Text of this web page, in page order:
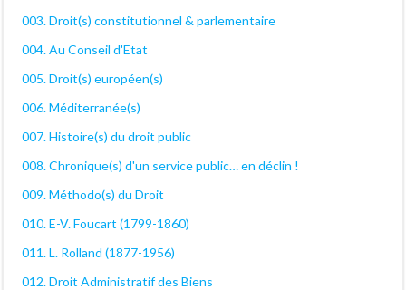
003. Droit(s) constitutionnel & parlementaire
004. Au Conseil d'Etat
005. Droit(s) européen(s)
006. Méditerranée(s)
007. Histoire(s) du droit public
008. Chronique(s) d'un service public… en déclin !
009. Méthodo(s) du Droit
010. E-V. Foucart (1799-1860)
011. L. Rolland (1877-1956)
012. Droit Administratif des Biens